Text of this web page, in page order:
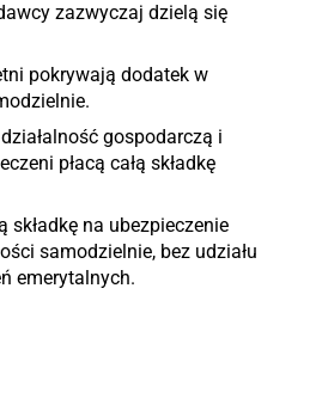
zazwyczaj dzielą się
pokrywają dodatek w
gospodarczą i
płacą całą składkę
składkę na ubezpieczenie
samodzielnie, bez udziału
emerytalnych.